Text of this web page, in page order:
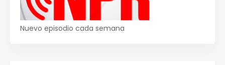
Nuevo episodio cada semana